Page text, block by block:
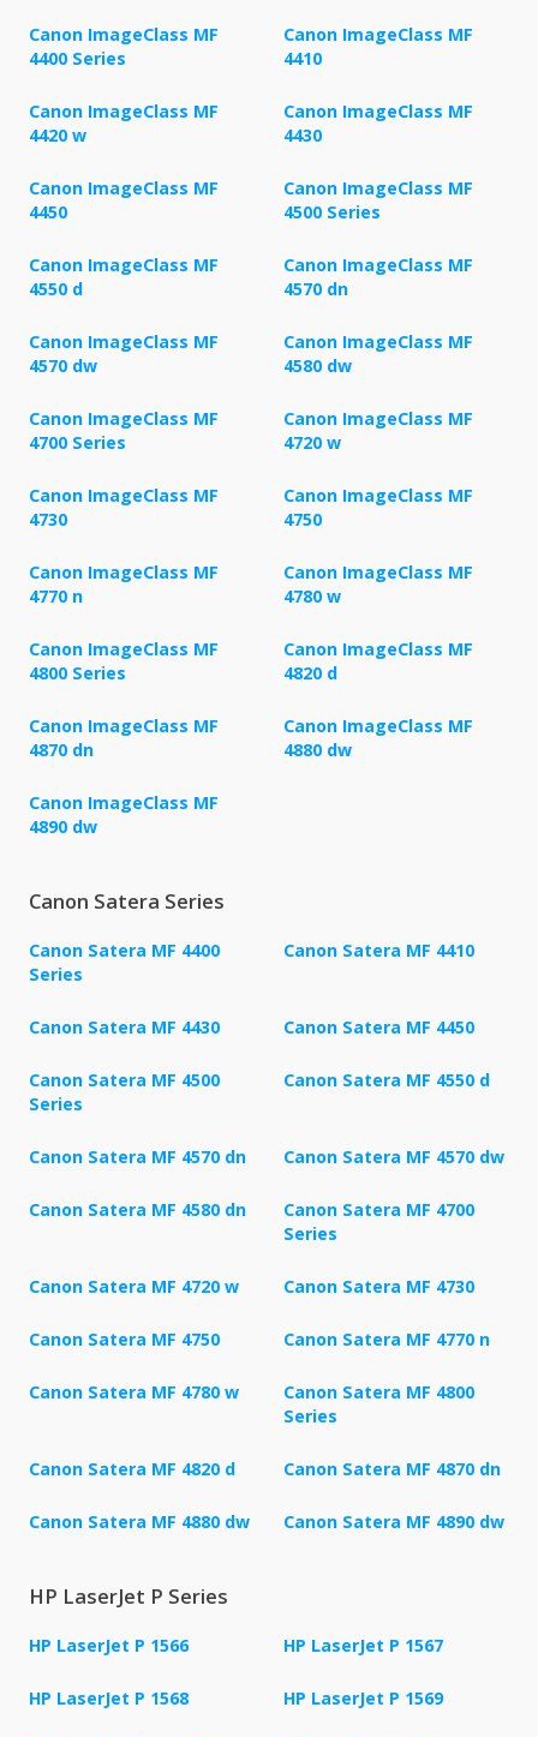
Canon ImageClass MF
4400 Series
Canon ImageClass MF
4410
Canon ImageClass MF
4420 w
Canon ImageClass MF
4430
Canon ImageClass MF
4450
Canon ImageClass MF
4500 Series
Canon ImageClass MF
4550 d
Canon ImageClass MF
4570 dn
Canon ImageClass MF
4570 dw
Canon ImageClass MF
4580 dw
Canon ImageClass MF
4700 Series
Canon ImageClass MF
4720 w
Canon ImageClass MF
4730
Canon ImageClass MF
4750
Canon ImageClass MF
4770 n
Canon ImageClass MF
4780 w
Canon ImageClass MF
4800 Series
Canon ImageClass MF
4820 d
Canon ImageClass MF
4870 dn
Canon ImageClass MF
4880 dw
Canon ImageClass MF
4890 dw
Canon Satera Series
Canon Satera MF 4400
Series
Canon Satera MF 4410
Canon Satera MF 4430 Canon Satera MF 4450
Canon Satera MF 4500
Series
Canon Satera MF 4550 d
Canon Satera MF 4570 dn Canon Satera MF 4570 dw
Canon Satera MF 4580 dn
Canon Satera MF 4700
Series
Canon Satera MF 4720 w Canon Satera MF 4730
Canon Satera MF 4750 Canon Satera MF 4770 n
Canon Satera MF 4780 w
Canon Satera MF 4800
Series
Canon Satera MF 4820 d Canon Satera MF 4870 dn
Canon Satera MF 4880 dw Canon Satera MF 4890 dw
HP LaserJet P Series
HP LaserJet P 1566 HP LaserJet P 1567
HP LaserJet P 1568 HP LaserJet P 1569